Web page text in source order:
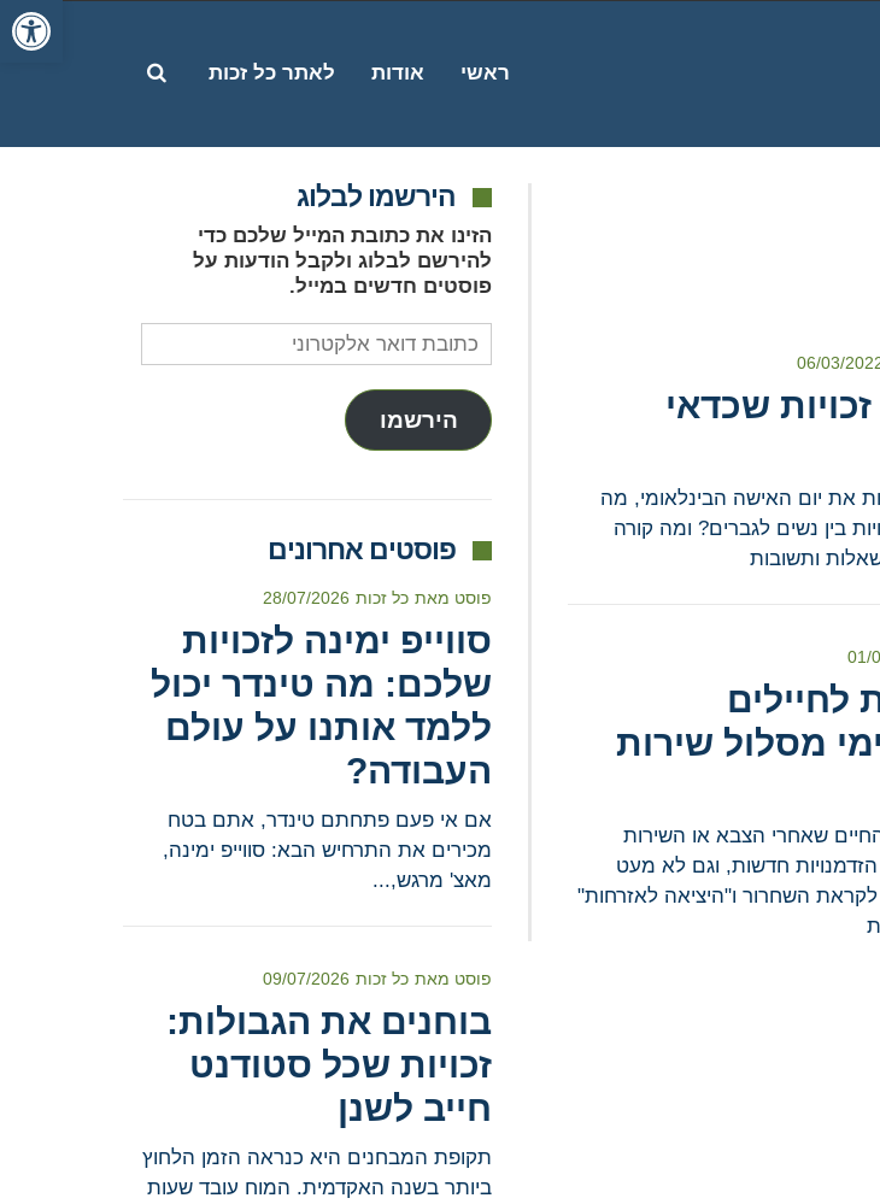
פתח
ראשי אודות לאתר כל זכות פתח
06/03/
האישה 2022: זכויות שכדאי
את יום האישה הבינלאומי, מה
בין נשים לגברים? ומה קורה
ותשובות
01/
לחיילים
מסלול שירות
שאחרי הצבא או השירות
חדשות, וגם לא מעט
השחרור ו"היציאה לאזרחות"
הירשמו לבלוג
הזינו את כתובת המייל שלכם כדי
להירשם לבלוג ולקבל הודעות על
פוסטים חדשים במייל.
כתובת
דואר
אלקטרוני
הירשמו
פוסטים אחרונים
פוסט מאת כל זכות 28/07/2026
סווייפ ימינה לזכויות
שלכם: מה טינדר יכול
ללמד אותנו על עולם
העבודה?
אם אי פעם פתחתם טינדר, אתם בטח
מכירים את התרחיש הבא: סווייפ ימינה,
מאצ' מרגש,...
פוסט מאת כל זכות 09/07/2026
בוחנים את הגבולות:
זכויות שכל סטודנט
חייב לשנן
תקופת המבחנים היא כנראה הזמן הלחוץ
ביותר בשנה האקדמית. המוח עובד שעות